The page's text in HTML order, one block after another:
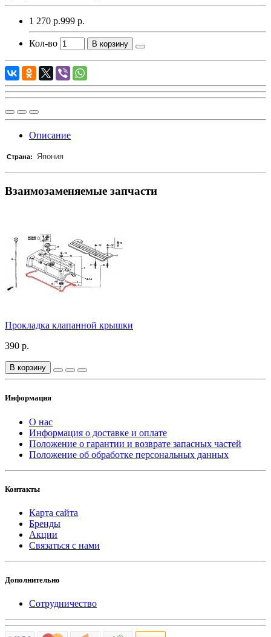
1 270 р.999 р.
Кол-во В корзину
Описание
Страна: Япония
Взаимозаменяемые запчасти
Прокладка клапанной крышки
390 р.
В корзину
Информация
О нас
Информация о доставке и оплате
Положение о гарантии и возврате запасных частей
Положение об обработке персональных данных
Контакты
Карта сайта
Бренды
Акции
Связаться с нами
Дополнительно
Сотрудничество